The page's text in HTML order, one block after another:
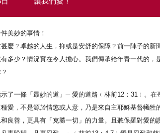
美妙的事情！
麼？卓越的人生，抑或是安舒的保障？前一陣子的
多少？情況實在令人擔心。我們傳承給年青一代的
了一條「最妙的道」─ 愛的道路﹙林前12：31﹚。
愛，不是源於情慾或人意，乃是來自主耶穌基督犧
和良善，更具有「克勝一切」的力量。且聽保羅對